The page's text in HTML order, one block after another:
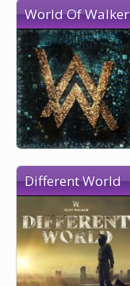
World Of Walker
Different World